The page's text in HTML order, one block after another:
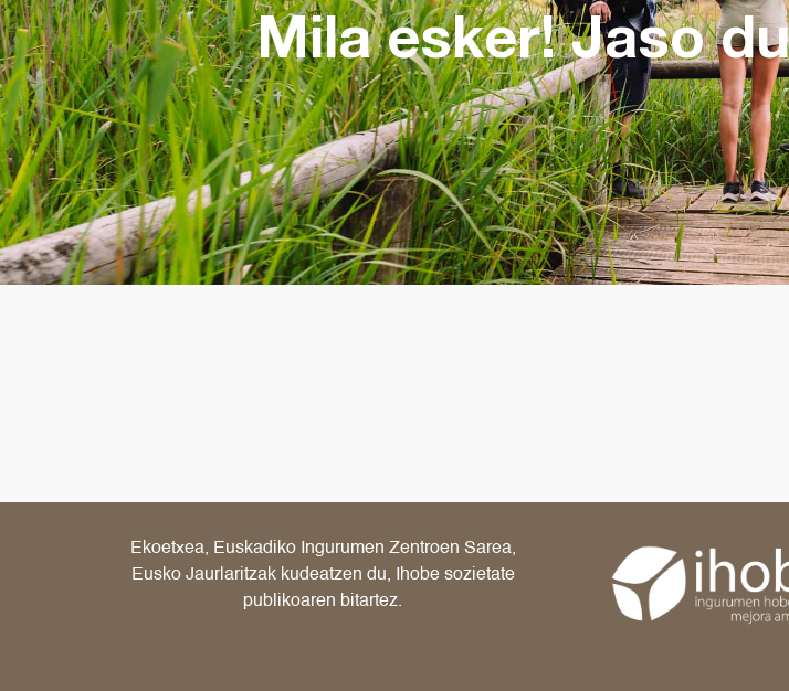
Mila esker! Jaso
Ekoetxea, Euskadiko Ingurumen Zentroen Sarea,
Eusko Jaurlaritzak kudeatzen du, Ihobe sozietate
publikoaren bitartez.